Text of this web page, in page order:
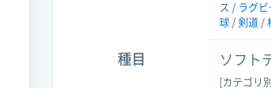
ス / ラグビ
球 / 剣道 /
種目 ソフト
[カテゴリ